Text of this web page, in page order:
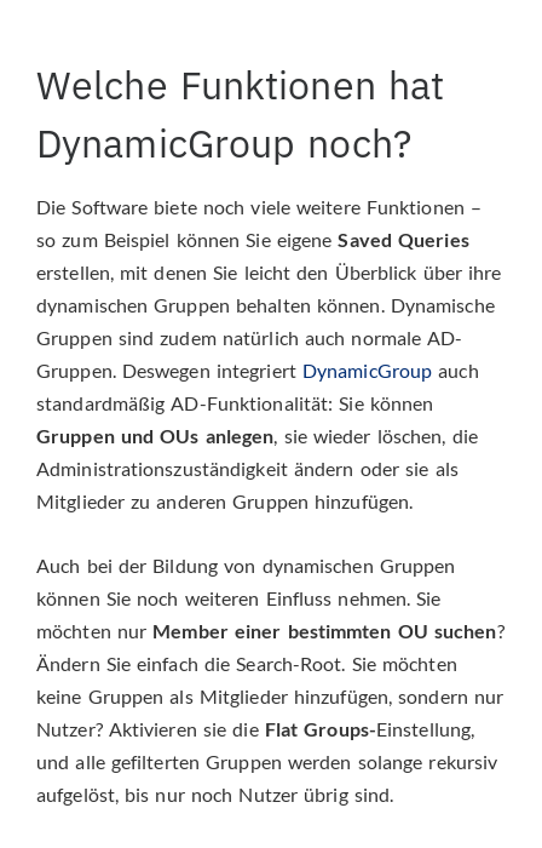
Welche Funktionen hat
DynamicGroup noch?
Die Software biete noch viele weitere Funktionen –
so zum Beispiel können Sie eigeneSaved Queries
erstellen, mit denen Sie leicht den Überblick über ihre
dynamischen Gruppen behalten können. Dynamische
Gruppen sind zudem natürlich auch normale AD-
Gruppen. Deswegen integriert DynamicGroup auch
standardmäßig AD-Funktionalität: Sie können
Gruppen und OUs anlegen , sie wieder löschen, die
Administrationszuständigkeit ändern oder sie als
Mitglieder zu anderen Gruppen hinzufügen.
Auch bei der Bildung von dynamischen Gruppen
können Sie noch weiteren Einfluss nehmen. Sie
möchten nur Member einer bestimmten OU suchen?
Ändern Sie einfach die Search-Root. Sie möchten
keine Gruppen als Mitglieder hinzufügen, sondern nur
Nutzer? Aktivieren sie die Flat Groups-Einstellung,
und alle gefilterten Gruppen werden solange rekursiv
aufgelöst, bis nur noch Nutzer übrig sind.